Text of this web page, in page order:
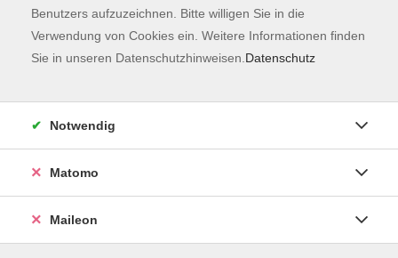
Impressum
AGB
Datenschutzerklärung
Benutzers aufzuzeichnen. Bitte willigen Sie in die
Verwendung von Cookies ein. Weitere Informationen finden
Sie in unseren Datenschutzhinweisen. Datenschutz
Notwendig
Matomo
Maileon